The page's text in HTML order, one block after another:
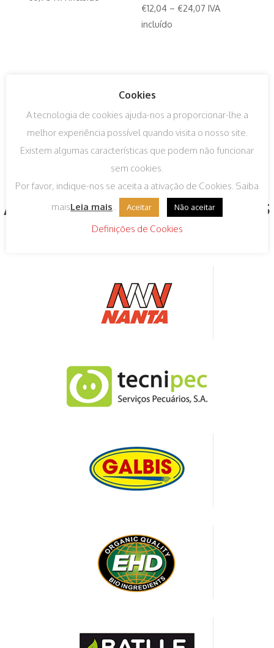
€12,04 – €24,07 IVA
incluído
Algumas das nossas marcas
Cookies
A tecnologia de cookies ajuda-nos a proporcionar-lhe a
melhor experiência possível quando visita o nosso site.
Existem algumas características que podem não funcionar
sem cookies.
Por favor, indique-nos se aceita a ativação de Cookies. Saiba
maisLeia mais.. Aceitar Não aceitar
Definições de Cookies